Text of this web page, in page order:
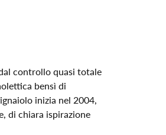
controllo quasi totale
bensì di
inizia nel 2004,
di chiara ispirazione